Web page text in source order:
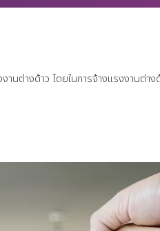
นต่างด้าว โดยในการจ้างแรงงาน